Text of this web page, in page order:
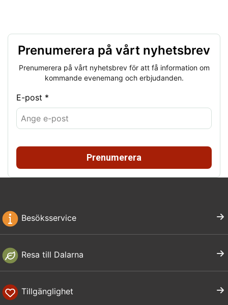
Prenumerera på vårt nyhetsbrev
Prenumerera på vårt nyhetsbrev för att få information om
kommande evenemang och erbjudanden.
E-post *
Prenumerera
Besöksservice
Resa till Dalarna
Tillgänglighet